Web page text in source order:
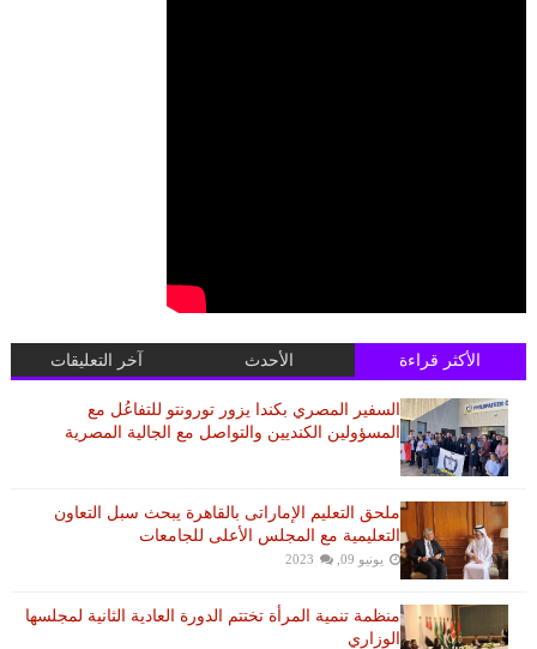
الأكثر قراءة الأحدث آخر التعليقات
السفير المصري بكندا يزور تورونتو للتفاعُل مع
المسؤولين الكنديين والتواصل مع الجالية المصرية
ملحق التعليم الإماراتى بالقاهرة يبحث سبل التعاون
التعليمية مع المجلس الأعلى للجامعات
يونيو 09, 2023
منظمة تنمية المرأة تختتم الدورة العادية الثانية لمجلسها
الوزاري